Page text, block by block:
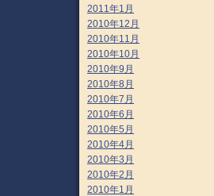
2011年1月
2010年12月
2010年11月
2010年10月
2010年9月
2010年8月
2010年7月
2010年6月
2010年5月
2010年4月
2010年3月
2010年2月
2010年1月